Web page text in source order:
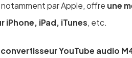
notamment par Apple, offre une
iPhone, iPad, iTunes, etc.
convertisseur YouTube audio